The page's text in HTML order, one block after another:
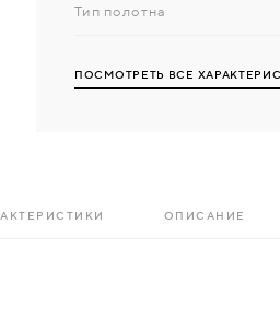
Тип полотна
ПОСМОТРЕТЬ ВСЕ
ОПИСАНИЕ